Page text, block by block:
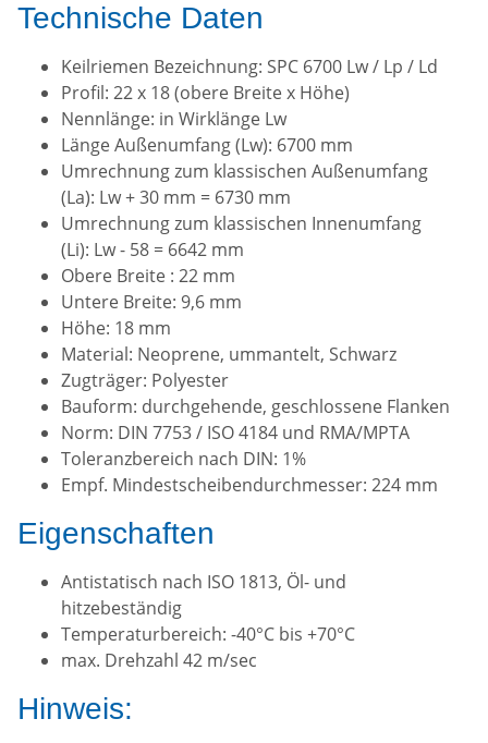
Technische Daten
Keilriemen Bezeichnung: SPC 6700 Lw / Lp / Ld
Profil: 22 x 18 (obere Breite x Höhe)
Nennlänge: in Wirklänge Lw
Länge Außenumfang (Lw): 6700 mm
Umrechnung zum klassischen Außenumfang
(La): Lw + 30 mm = 6730 mm
Umrechnung zum klassischen Innenumfang
(Li): Lw - 58 = 6642 mm
Obere Breite : 22 mm
Untere Breite: 9,6 mm
Höhe: 18 mm
Material: Neoprene, ummantelt, Schwarz
Zugträger: Polyester
Bauform: durchgehende, geschlossene Flanken
Norm: DIN 7753 / ISO 4184 und RMA/MPTA
Toleranzbereich nach DIN: 1%
Empf. Mindestscheibendurchmesser: 224 mm
Eigenschaften
Antistatisch nach ISO 1813, Öl- und
hitzebeständig
Temperaturbereich: -40°C bis +70°C
max. Drehzahl 42 m/sec
Hinweis: